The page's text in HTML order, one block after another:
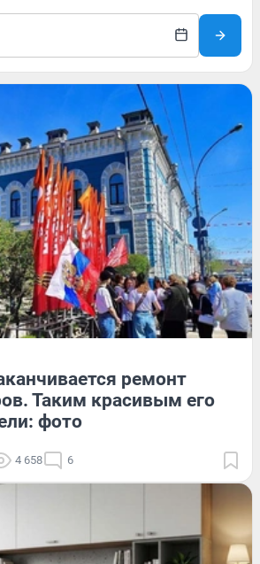
ремонт
Таким красивым его
фото
4 658 6